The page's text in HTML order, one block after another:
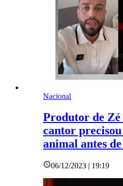
Nacional
Produtor de Zé
cantor
animal antes
06/12/2023 | 19:19